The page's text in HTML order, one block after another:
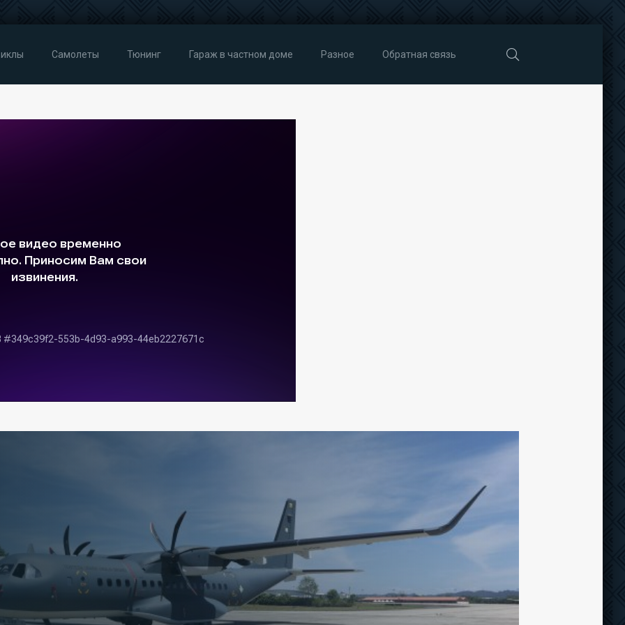
Самолеты Тюнинг Гараж в частном доме Разное Обратная связь